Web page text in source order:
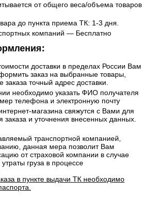
от общего веса/объема товаров
до пункта приема ТК: 1-3 дня.
компаний — Бесплатно
доставки в пределах России Вам
заказ на выбранные товары,
заказа точный адрес доставки.
необходимо указать ФИО получателя
телефона и электронную почту
магазина свяжутся с Вами для
заказа и уточнения внесенных данных.
транспортной компанией,
данная мера позволит Вам
от страховой компании в случае
груза в процессе
в пункте выдачи ТК необходимо